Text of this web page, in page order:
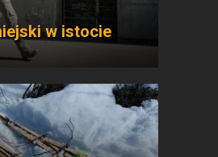
w istocie